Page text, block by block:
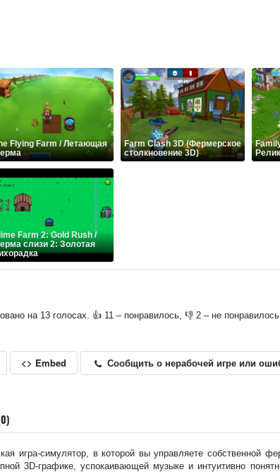
Flying Farm / Летающая
Farm Clash 3D (Фермерское
столкновение 3D)
Farm 2: Gold Rush /
слизи 2: Золотая
на 13 голосах. 👍 11 – понравилось, 👎 2 – не
<> Embed Сообщить о нерабочей игре или
игра-симулятор, в которой вы управляете собственной
3D-графике, успокаивающей музыке и интуитивно